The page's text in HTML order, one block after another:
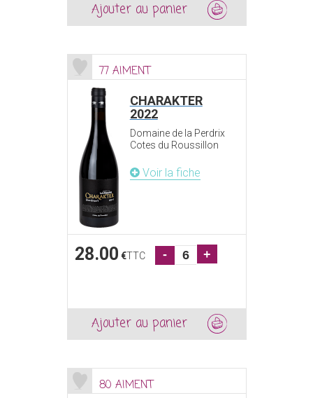
Ajouter au panier
77 AIMENT
CHARAKTER
2022
Domaine de la Perdrix
Cotes du Roussillon
Voir la fiche
28.00 €TTC - +
Ajouter au panier
80 AIMENT